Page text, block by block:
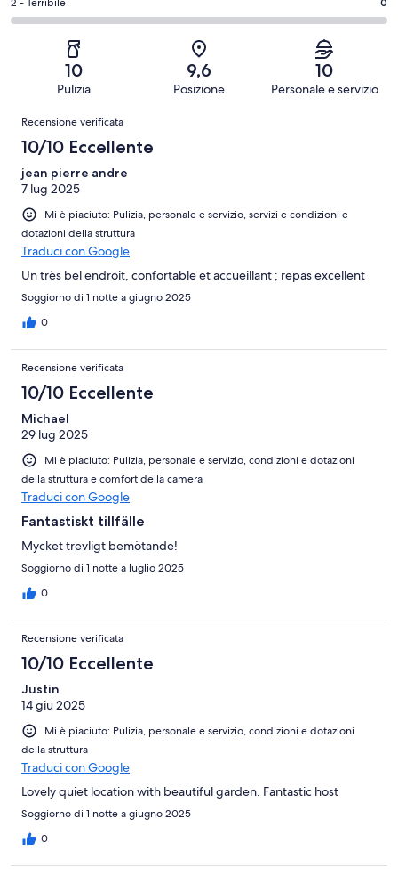
43
recensioni
4
recensioni
Soddisfacente.
recensioni
4
recensioni
Valutazione
di
su
recensioni
10
Pulizia
9,6
Posizione
10
Personale e servizio
Recensioni
Recensione verificata
10/10 Eccellente
jean pierre andre
7 lug 2025
Mi è piaciuto: Pulizia, personale e servizio, servizi e condizioni e
dotazioni della struttura
Traduci con Google
Un très bel endroit, confortable et accueillant ; repas excellent
Soggiorno di 1 notte a giugno 2025
0
Recensione verificata
10/10 Eccellente
Michael
29 lug 2025
Mi è piaciuto: Pulizia, personale e servizio, condizioni e dotazioni
della struttura e comfort della camera
Traduci con Google
Fantastiskt tillfälle
Mycket trevligt bemötande!
Soggiorno di 1 notte a luglio 2025
0
Recensione verificata
10/10 Eccellente
Justin
14 giu 2025
Mi è piaciuto: Pulizia, personale e servizio, condizioni e dotazioni
della struttura
Traduci con Google
Lovely quiet location with beautiful garden. Fantastic host
Soggiorno di 1 notte a giugno 2025
0